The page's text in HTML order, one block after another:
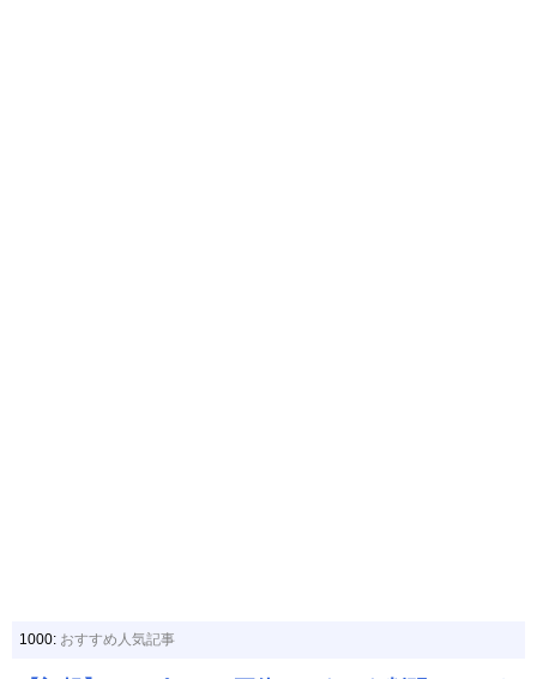
1000: おすすめ人気記事